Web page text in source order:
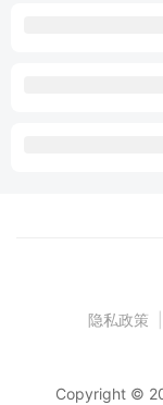
隐私政策
Copyright ©